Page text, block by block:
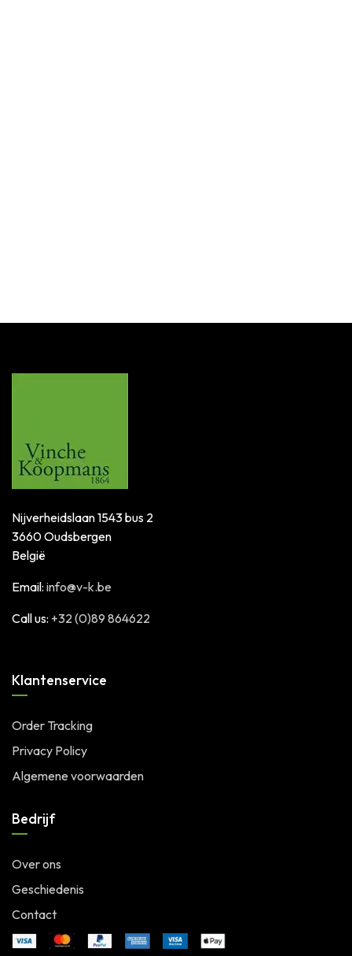
Nijverheidslaan 1543 bus 2
3660 Oudsbergen
België
Email: info@v-k.be
Call us: +32 (0)89 864622
Klantenservice
Order Tracking
Privacy Policy
Algemene voorwaarden
Bedrijf
Over ons
Geschiedenis
Contact